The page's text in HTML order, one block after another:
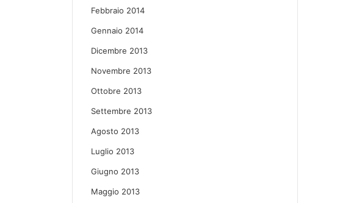
Febbraio 2014
Gennaio 2014
Dicembre 2013
Novembre 2013
Ottobre 2013
Settembre 2013
Agosto 2013
Luglio 2013
Giugno 2013
Maggio 2013